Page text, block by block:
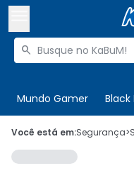
Buscar produtos

Mundo Gamer Black
 Olá. Acesse sua
 Departamentos
Você está em:Segurança>